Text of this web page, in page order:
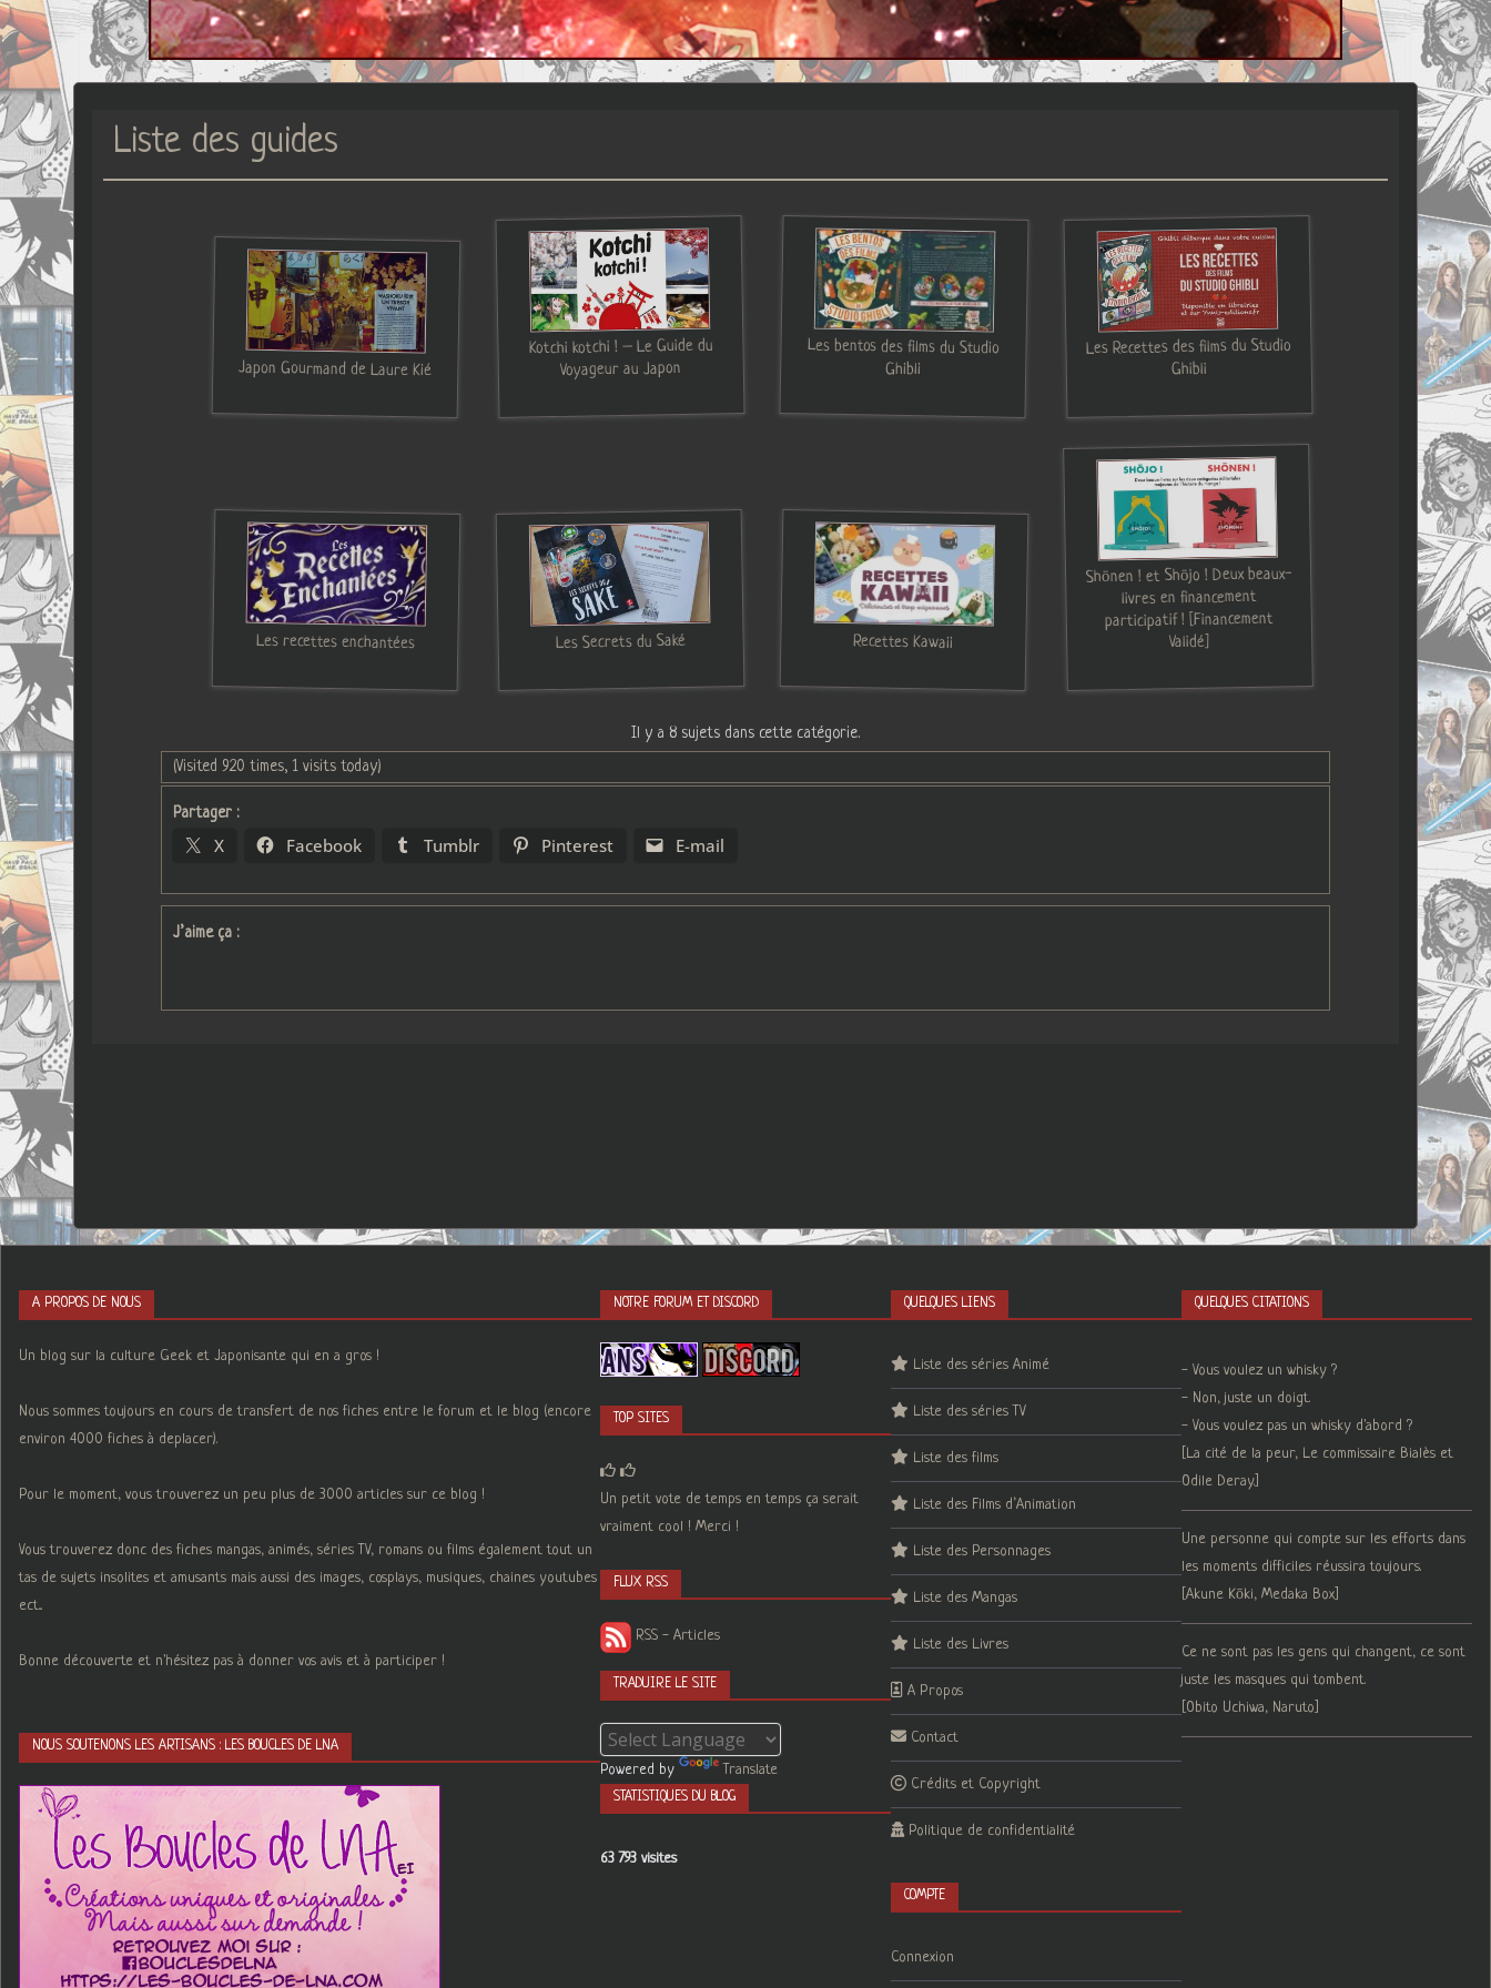
Liste des guides
Japon Gourmand de Laure Kié
Kotchi kotchi ! – Le Guide du
Voyageur au Japon
Les bentos des films du Studio
Ghibli
Les Recettes des films du Studio
Ghibli
Les recettes enchantées Les Secrets du Saké Recettes Kawaii
Shōnen ! et Shōjo ! Deux beaux-
livres en financement
participatif ! [Financement
Validé]
Il y a 8 sujets dans cette catégorie.
(Visited 920 times, 1 visits today)
Partager :
X Facebook Tumblr Pinterest E-mail
J’aime ça :
A PROPOS DE NOUS
Un blog sur la culture Geek et Japonisante qui en a gros !
Nous sommes toujours en cours de transfert de nos fiches entre le forum et le blog (encore
environ 4000 fiches à deplacer).
Pour le moment, vous trouverez un peu plus de 3000 articles sur ce blog !
Vous trouverez donc des fiches mangas, animés, séries TV, romans ou films également tout un
tas de sujets insolites et amusants mais aussi des images, cosplays, musiques, chaines youtubes
ect...
Bonne découverte et n'hésitez pas à donner vos avis et à participer !
NOUS SOUTENONS LES ARTISANS : LES BOUCLES DE LNA
NOTRE FORUM ET DISCORD
TOP SITES
Un petit vote de temps en temps ça serait
vraiment cool ! Merci !
FLUX RSS
RSS - Articles
TRADUIRE LE SITE
Powered by Translate
STATISTIQUES DU BLOG
63 793 visites
QUELQUES LIENS
Liste des séries Animé
Liste des séries TV
Liste des films
Liste des Films d’Animation
Liste des Personnages
Liste des Mangas
Liste des Livres
A Propos
Contact
Crédits et Copyright
Politique de confidentialité
COMPTE
Connexion
QUELQUES CITATIONS
- Vous voulez un whisky ?
- Non, juste un doigt.
- Vous voulez pas un whisky d'abord ?
[La cité de la peur, Le commissaire Bialès et
Odile Deray.]
Une personne qui compte sur les efforts dans
les moments difficiles réussira toujours.
[Akune Kōki, Medaka Box]
Ce ne sont pas les gens qui changent, ce sont
juste les masques qui tombent.
[Obito Uchiwa, Naruto]